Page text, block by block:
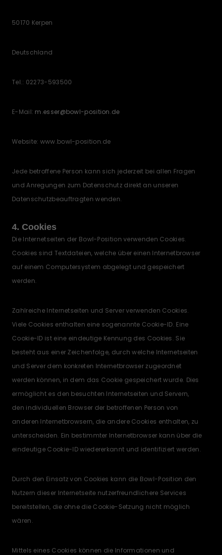
50170 Kerpen
Deutschland
Tel.: 02273-593500
E-Mail: m.esser@bowl-position.de
Website: www.bowl-position.de
Jede betroffene Person kann sich jederzeit bei allen Fragen
und Anregungen zum Datenschutz direkt an unseren
Datenschutzbeauftragten wenden.
4. Cookies
Die Internetseiten der Bowl-Position verwenden Cookies.
Cookies sind Textdateien, welche über einen Internetbrowser
auf einem Computersystem abgelegt und gespeichert
werden.
Zahlreiche Internetseiten und Server verwenden Cookies.
Viele Cookies enthalten eine sogenannte Cookie-ID. Eine
Cookie-ID ist eine eindeutige Kennung des Cookies. Sie
besteht aus einer Zeichenfolge, durch welche Internetseiten
und Server dem konkreten Internetbrowser zugeordnet
werden können, in dem das Cookie gespeichert wurde. Dies
ermöglicht es den besuchten Internetseiten und Servern,
den individuellen Browser der betroffenen Person von
anderen Internetbrowsern, die andere Cookies enthalten, zu
unterscheiden. Ein bestimmter Internetbrowser kann über die
eindeutige Cookie-ID wiedererkannt und identifiziert werden.
Durch den Einsatz von Cookies kann die Bowl-Position den
Nutzern dieser Internetseite nutzerfreundlichere Services
bereitstellen, die ohne die Cookie-Setzung nicht möglich
wären.
Mittels eines Cookies können die Informationen und